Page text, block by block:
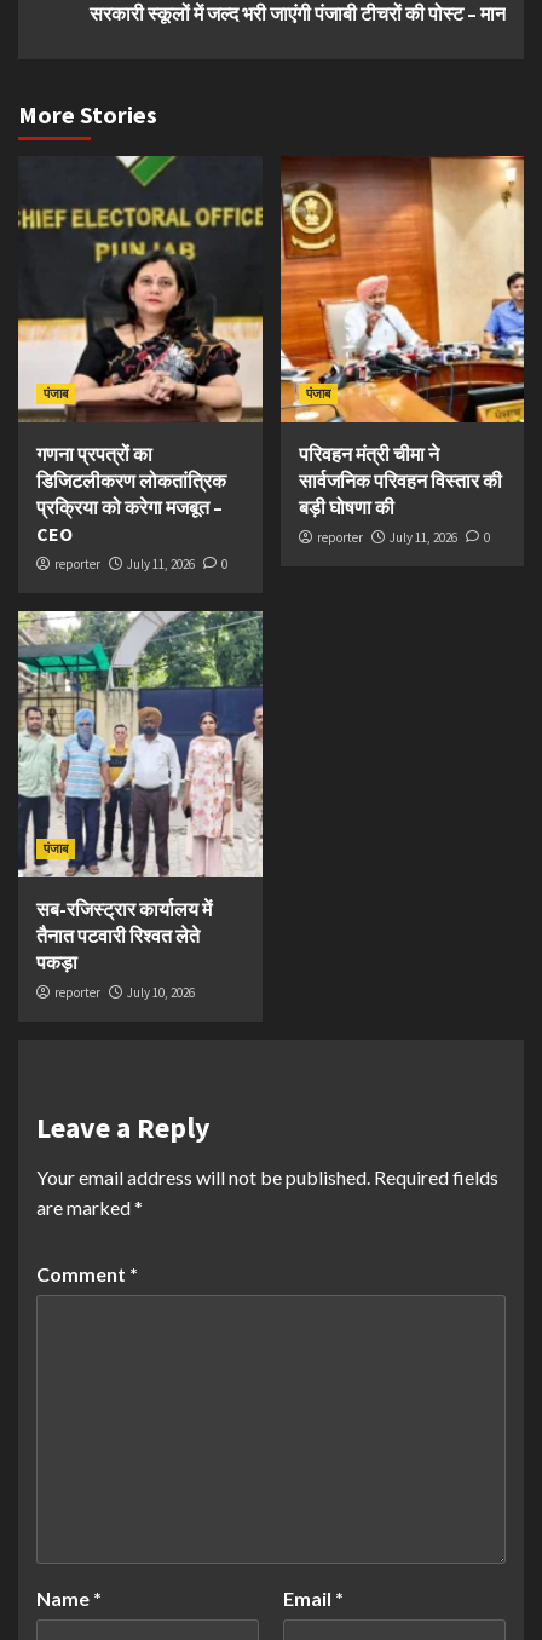
सरकारी स्कूलों में जल्द भरी जाएंगी पंजाबी टीचरों की पोस्ट – मान
More Stories
पंजाब
गणना प्रपत्रों का
डिजिटलीकरण लोकतांत्रिक
प्रक्रिया को करेगा मजबूत –
CEO
reporter July 11, 2026 0
पंजाब
परिवहन मंत्री चीमा ने
सार्वजनिक परिवहन विस्तार की
बड़ी घोषणा की
reporter July 11, 2026 0
पंजाब
सब-रजिस्ट्रार कार्यालय में
तैनात पटवारी रिश्वत लेते
पकड़ा
reporter July 10, 2026
Leave a Reply
Your email address will not be published. Required fields
are marked*
Comment *
Name * Email *